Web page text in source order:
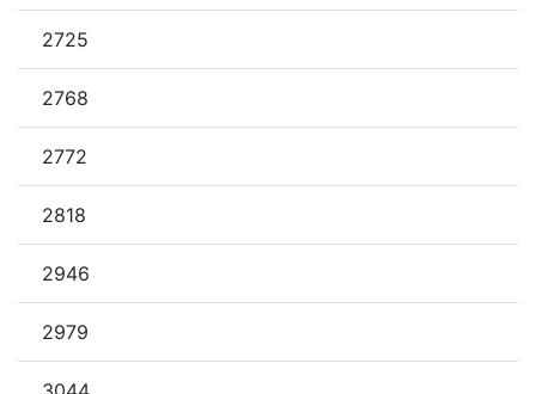
2725
2768
2772
2818
2946
2979